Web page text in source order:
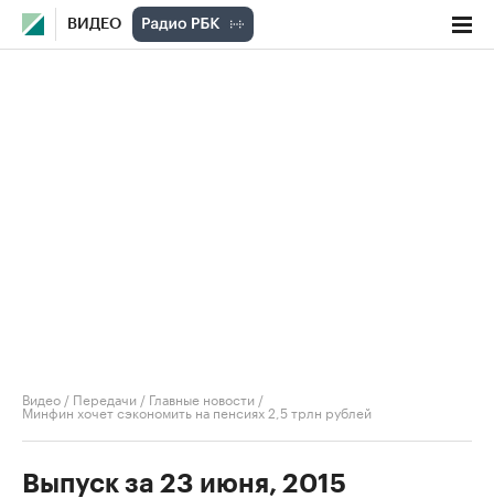
ВИДЕО
Видео / Передачи / Главные новости /
Минфин хочет сэкономить на пенсиях 2,5 трлн рублей
Выпуск за 23 июня, 2015